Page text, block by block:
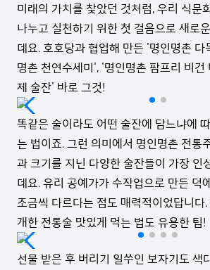
미래의 가치를 찾았던 것처럼, 우리 식문
나누고 실천하기 위한 첫 걸음으로 새로
데요. 호호당과 협업해 만든 '명인명촌 다
명촌 천연수세미', '명인명촌 팜프리 비건
제 술잔' 바로 그것!
똑같은 술이라도 어떤 술잔에 담느냐에
는 법이죠. 그런 의미에서 명인명촌 전통
과 크기를 지닌 다양한 술잔들이 가장 인
데요. 유리 공예가가 수작업으로 만든 덕
조금씩 다르다는 점도 매력적이었답니다
개한 전통술 맛있게 먹는 법도 유용한 팁!
선물 받은 후 버리기 일쑤인 보자기도 색